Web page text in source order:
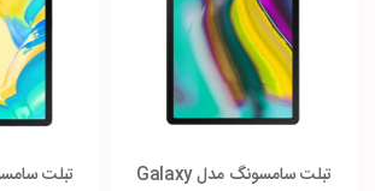
تبلت سامسونگ مدل Galaxy